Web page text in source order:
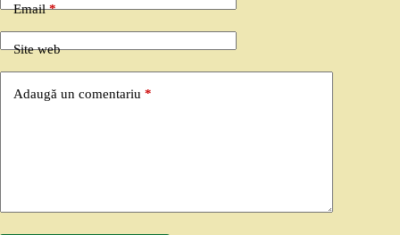
Email*
Site web
Adaugă un comentariu *